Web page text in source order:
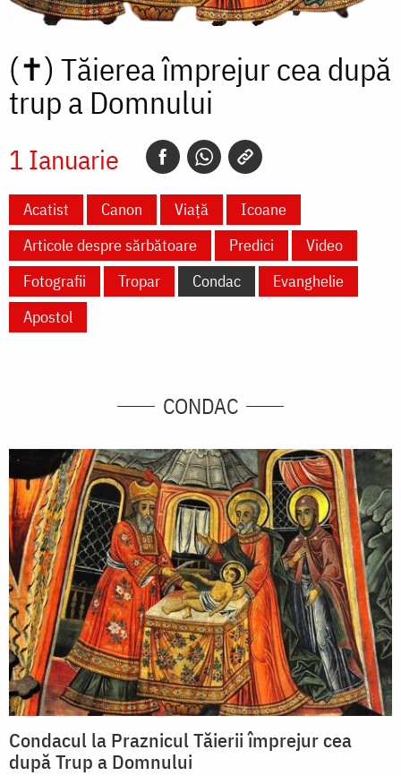
(✝) Tăierea împrejur cea după
trup a Domnului
1 Ianuarie
Acatist Canon Viață
Icoane
Articole despre sărbătoare
Predici
Video
Fotografii
Tropar Condac
Evanghelie
Apostol
CONDAC
Condacul la Praznicul Tăierii împrejur cea
după Trup a Domnului